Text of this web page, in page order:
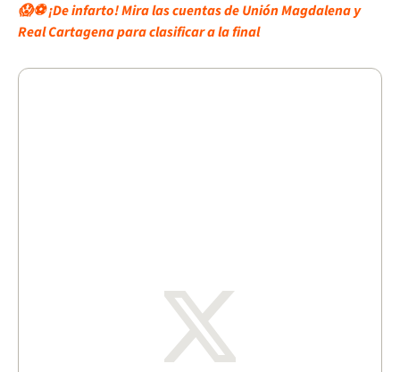
😱⚽ ¡De infarto! Mira las cuentas de Unión Magdalena y
Real Cartagena para clasificar a la final